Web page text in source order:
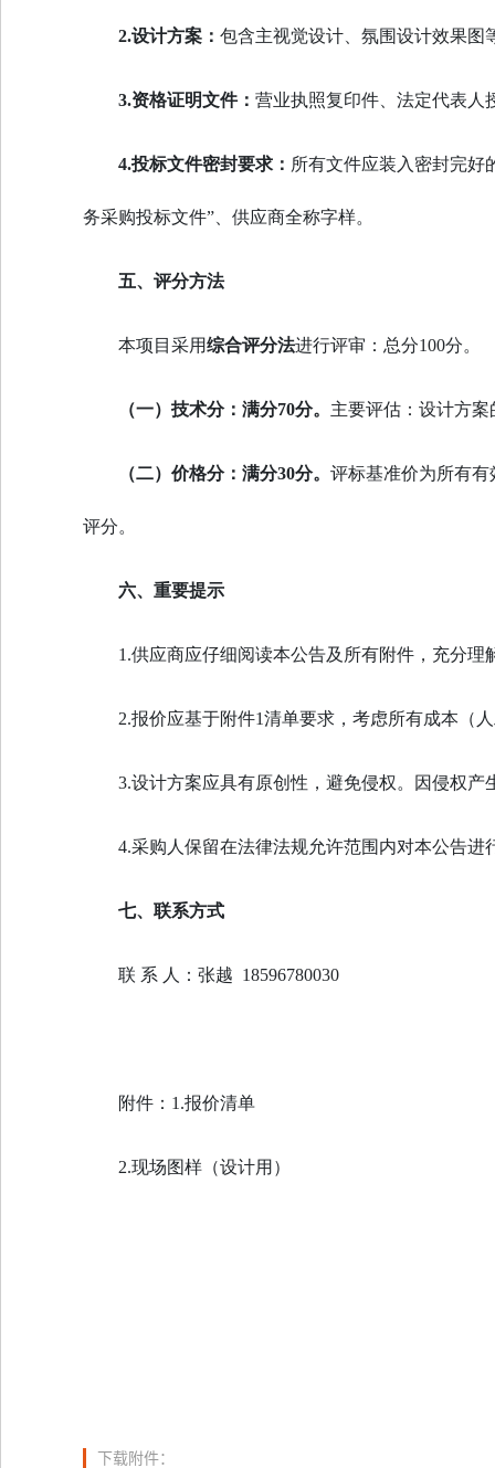
2.设计方案： 包含主视觉设计、氛围设计效果图
3.资格证明文件： 营业执照复印件、法定代表人
4.投标文件密封要求： 所有文件应装入密封完好
务采购投标文件”、供应商全称字样。
五、评分方法
本项目采用综合评分法进行评审：总分100分。
（一）技术分： 满分70分。 主要评估：设计方
（二）价格分： 满分30分。 评标基准价为所有
评分。
六、重要提示
1.供应商应仔细阅读本公告及所有附件，充分理
2.报价应基于附件1清单要求，考虑所有成本（
3.设计方案应具有原创性，避免侵权。因侵权产
4.采购人保留在法律法规允许范围内对本公告
七、联系方式
联 系 人：张越 18596780030
附件：1.报价清单
2.现场图样（设计用）
下载附件：